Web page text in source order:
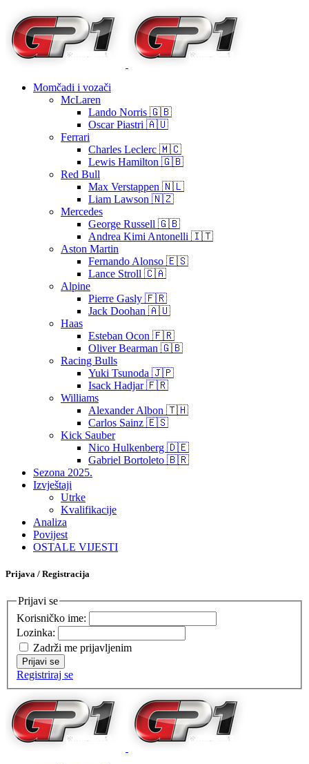
Momčadi i vozači
McLaren
Lando Norris 🇬🇧
Oscar Piastri 🇦🇺
Ferrari
Charles Leclerc 🇲🇨
Lewis Hamilton 🇬🇧
Red Bull
Max Verstappen 🇳🇱
Liam Lawson 🇳🇿
Mercedes
George Russell 🇬🇧
Andrea Kimi Antonelli 🇮🇹
Aston Martin
Fernando Alonso 🇪🇸
Lance Stroll 🇨🇦
Alpine
Pierre Gasly 🇫🇷
Jack Doohan 🇦🇺
Haas
Esteban Ocon 🇫🇷
Oliver Bearman 🇬🇧
Racing Bulls
Yuki Tsunoda 🇯🇵
Isack Hadjar 🇫🇷
Williams
Alexander Albon 🇹🇭
Carlos Sainz 🇪🇸
Kick Sauber
Nico Hulkenberg 🇩🇪
Gabriel Bortoleto 🇧🇷
Sezona 2025.
Izvještaji
Utrke
Kvalifikacije
Analiza
Povijest
OSTALE VIJESTI
Prijava / Registracija
Prijavi se
Korisničko ime:
Lozinka:
Zadrži me prijavljenim
Prijavi se
Registriraj se